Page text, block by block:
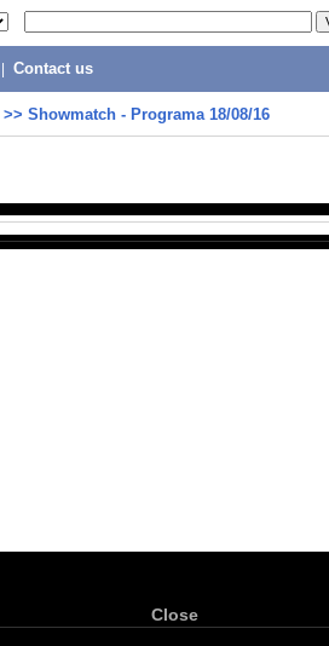
Contact us
>> Showmatch - Programa 18/08/16
Close